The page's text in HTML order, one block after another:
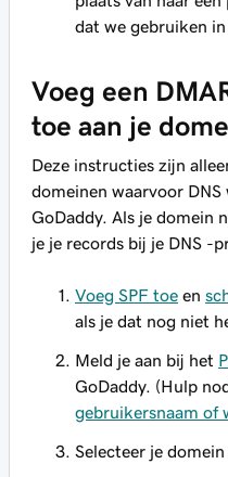
dat we gebruiken in
Voeg een
toe aan je
Deze instructies zijn
domeinen waarvoor
GoDaddy. Als je domein
je je records bij je DNS -
Voeg SPF toe en
als je dat nog niet
Meld je aan bij het
GoDaddy. (Hulp
gebruikersnaam of
Selecteer je